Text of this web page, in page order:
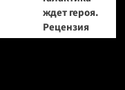
ждет героя.
Рецензия